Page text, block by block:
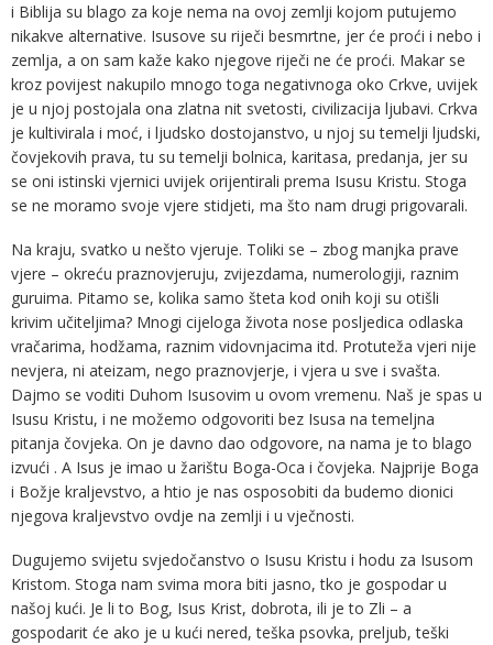
i Biblija su blago za koje nema na ovoj zemlji kojom putujemo
nikakve alternative. Isusove su riječi besmrtne, jer će proći i nebo i
zemlja, a on sam kaže kako njegove riječi ne će proći. Makar se
kroz povijest nakupilo mnogo toga negativnoga oko Crkve, uvijek
je u njoj postojala ona zlatna nit svetosti, civilizacija ljubavi. Crkva
je kultivirala i moć, i ljudsko dostojanstvo, u njoj su temelji ljudski,
čovjekovih prava, tu su temelji bolnica, karitasa, predanja, jer su
se oni istinski vjernici uvijek orijentirali prema Isusu Kristu. Stoga
se ne moramo svoje vjere stidjeti, ma što nam drugi prigovarali.
Na kraju, svatko u nešto vjeruje. Toliki se – zbog manjka prave
vjere – okreću praznovjeruju, zvijezdama, numerologiji, raznim
guruima. Pitamo se, kolika samo šteta kod onih koji su otišli
krivim učiteljima? Mnogi cijeloga života nose posljedica odlaska
vračarima, hodžama, raznim vidovnjacima itd. Protuteža vjeri nije
nevjera, ni ateizam, nego praznovjerje, i vjera u sve i svašta.
Dajmo se voditi Duhom Isusovim u ovom vremenu. Naš je spas u
Isusu Kristu, i ne možemo odgovoriti bez Isusa na temeljna
pitanja čovjeka. On je davno dao odgovore, na nama je to blago
izvući . A Isus je imao u žarištu Boga-Oca i čovjeka. Najprije Boga
i Božje kraljevstvo, a htio je nas osposobiti da budemo dionici
njegova kraljevstvo ovdje na zemlji i u vječnosti.
Dugujemo svijetu svjedočanstvo o Isusu Kristu i hodu za Isusom
Kristom. Stoga nam svima mora biti jasno, tko je gospodar u
našoj kući. Je li to Bog, Isus Krist, dobrota, ili je to Zli – a
gospodarit će ako je u kući nered, teška psovka, preljub, teški